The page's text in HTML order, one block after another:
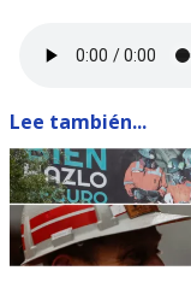
Lee también...